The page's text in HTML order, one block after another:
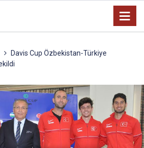
Davis Cup Özbekistan-Türkiye